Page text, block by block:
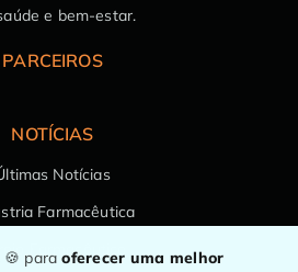
e bem-estar.
PARCEIROS
NOTÍCIAS
Notícias
Farmacêutica
Farmacêutico
🍪 paraoferecer uma melhor